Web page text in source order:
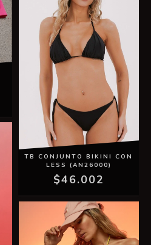
TB CONJUNTO BIKINI CON
LESS (AN26000)
$46.002